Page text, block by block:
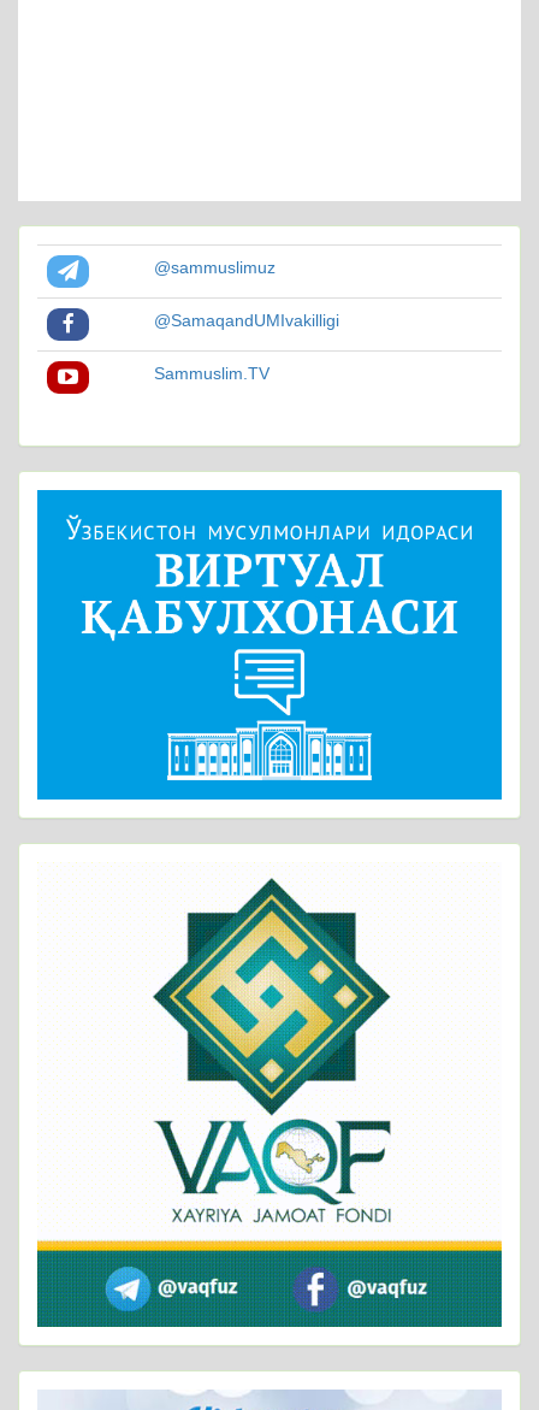
@sammuslimuz
@SamaqandUMIvakilligi
Sammuslim.TV